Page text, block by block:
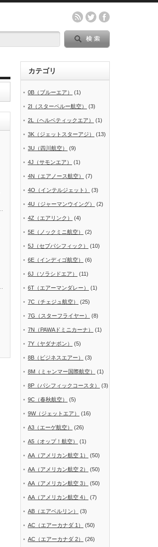
カテゴリ
0B（ブルーエア） (1)
2I（スターペルー航空） (3)
2L（ヘルベティックエア） (1)
3K（ジェットスターアジ） (13)
3U（四川航空） (9)
4J（サモンエア） (1)
4N（エアノース航空） (7)
4O（インテルジェット） (3)
4U（ジャーマンウイング） (2)
4Z（エアリンク） (4)
5E（ノックミニ航空） (2)
5J（セブパシフィック） (10)
6E（インディゴ航空） (6)
6J（ソラシドエア） (11)
6T（エアーマンダレー） (1)
7C（チェジュ航空） (25)
7G（スターフライヤー） (8)
7N（PAWAドミニカーナ） (1)
7Y（ヤダナポン） (5)
8B（ビジネスエアー） (3)
8M（ミャンマー国際航空） (1)
8P（パシフィックコースタ） (3)
9C（春秋航空） (5)
9W（ジェットエア） (16)
A3（エーゲ航空） (26)
A5（オップ！航空） (1)
AA（アメリカン航空 1） (50)
AA（アメリカン航空 2） (50)
AA（アメリカン航空 3） (50)
AA（アメリカン航空 4） (7)
AB（エアベルリン） (3)
AC（エアーカナダ 1） (50)
AC（エアーカナダ 2） (26)